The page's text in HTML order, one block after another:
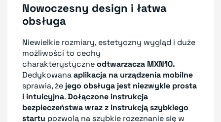
Nowoczesny design i łatwa
obsługa
Niewielkie rozmiary, estetyczny wygląd i duże
możliwości to cechy
charakterystyczneodtwarzacza MXN10.
Dedykowanaaplikacja na urządzenia mobilne
sprawia, że jego obsługa jest niezwykle prosta
i intuicyjna.Dołączone instrukcja
bezpieczeństwa wraz z instrukcją szybkiego
startu pozwolą na szybkie rozeznanie się w